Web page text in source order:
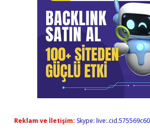
Reklam ve İletişim: Skype: